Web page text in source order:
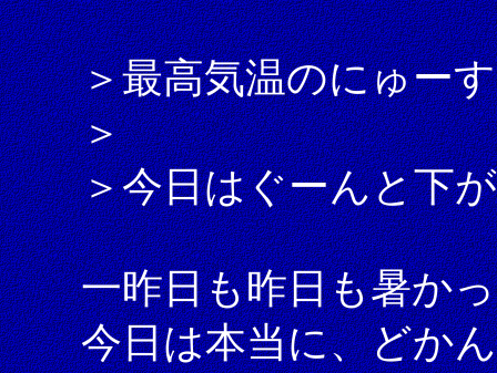
＞最高気温のにゅー
＞
＞今日はぐーんと下
一昨日も昨日も暑か
今日は本当に、どか